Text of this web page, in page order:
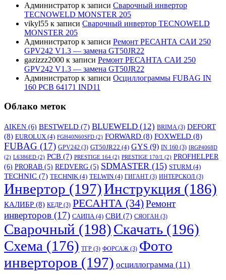
Администратор к записи Сварочный инвертор
TECNOWELD MONSTER 205
vikyl55 к записи Сварочный инвертор TECNOWELD
MONSTER 205
Администратор к записи Ремонт РЕСАНТА САИ 250
GPV242 V1.3 — замена GT50JR22
gazizzz2000 к записи Ремонт РЕСАНТА САИ 250
GPV242 V1.3 — замена GT50JR22
Администратор к записи Осциллограммы FUBAG IN
160 PCB 64171 IND11
Облако меток
AIKEN (6) BESTWELD (7) BLUEWELD (12) BRIMA(3) DEFORT
(8) EUROLUX (4) FGH40N60SFD (2) FORWARD (8) FOXWELD (8)
FUBAG (17) GPV242 (3) GT50JR22 (4) GYS (9) IN 160 (3) IRGP4068D
(2) L6386ED (2) PCB (7) PRESTIGE 164 (2) PRESTIGE 170/1 (2) PROFHELPER
(6) PRORAB (5) REDVERG (5) SDMASTER (15) STURM (4)
TECHNIC (7) TECHNIK (4) TELWIN (4) ГИГАНТ(3) ИНТЕРСКОЛ (3)
Инвертор (197)Инструкция (186)
КАЛИБР (8) КЕДР (3) РЕСАНТА (34)Ремонт
инверторов (17) САИПА(4) СВИ (7) СЯОГАН (3)
Сварочный (198)Скачать (196)
Схема (176) ТГР (3) ФОРСАЖ (3) Фото
инверторов (197) осциллограмма (11)